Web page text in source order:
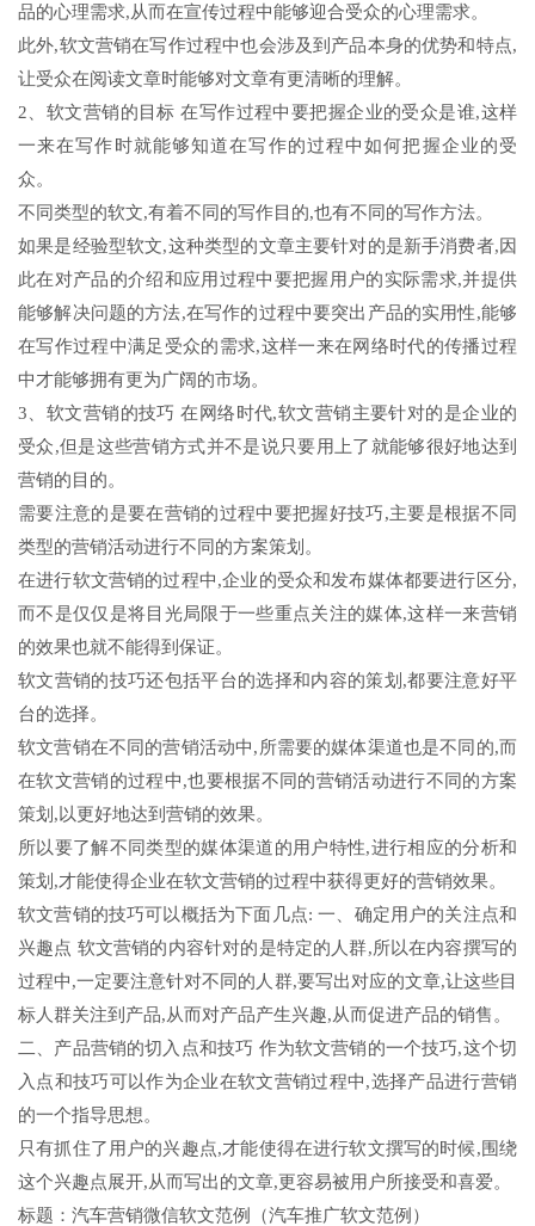
品的心理需求,从而在宣传过程中能够迎合受众的心理需求。
此外,软文营销在写作过程中也会涉及到产品本身的优势和特点,
让受众在阅读文章时能够对文章有更清晰的理解。
2、软文营销的目标 在写作过程中要把握企业的受众是谁,这样
一来在写作时就能够知道在写作的过程中如何把握企业的受
众。
不同类型的软文,有着不同的写作目的,也有不同的写作方法。
如果是经验型软文,这种类型的文章主要针对的是新手消费者,因
此在对产品的介绍和应用过程中要把握用户的实际需求,并提供
能够解决问题的方法,在写作的过程中要突出产品的实用性,能够
在写作过程中满足受众的需求,这样一来在网络时代的传播过程
中才能够拥有更为广阔的市场。
3、软文营销的技巧 在网络时代,软文营销主要针对的是企业的
受众,但是这些营销方式并不是说只要用上了就能够很好地达到
营销的目的。
需要注意的是要在营销的过程中要把握好技巧,主要是根据不同
类型的营销活动进行不同的方案策划。
在进行软文营销的过程中,企业的受众和发布媒体都要进行区分,
而不是仅仅是将目光局限于一些重点关注的媒体,这样一来营销
的效果也就不能得到保证。
软文营销的技巧还包括平台的选择和内容的策划,都要注意好平
台的选择。
软文营销在不同的营销活动中,所需要的媒体渠道也是不同的,而
在软文营销的过程中,也要根据不同的营销活动进行不同的方案
策划,以更好地达到营销的效果。
所以要了解不同类型的媒体渠道的用户特性,进行相应的分析和
策划,才能使得企业在软文营销的过程中获得更好的营销效果。
软文营销的技巧可以概括为下面几点: 一、确定用户的关注点和
兴趣点 软文营销的内容针对的是特定的人群,所以在内容撰写的
过程中,一定要注意针对不同的人群,要写出对应的文章,让这些目
标人群关注到产品,从而对产品产生兴趣,从而促进产品的销售。
二、产品营销的切入点和技巧 作为软文营销的一个技巧,这个切
入点和技巧可以作为企业在软文营销过程中,选择产品进行营销
的一个指导思想。
只有抓住了用户的兴趣点,才能使得在进行软文撰写的时候,围绕
这个兴趣点展开,从而写出的文章,更容易被用户所接受和喜爱。
标题：汽车营销微信软文范例（汽车推广软文范例）